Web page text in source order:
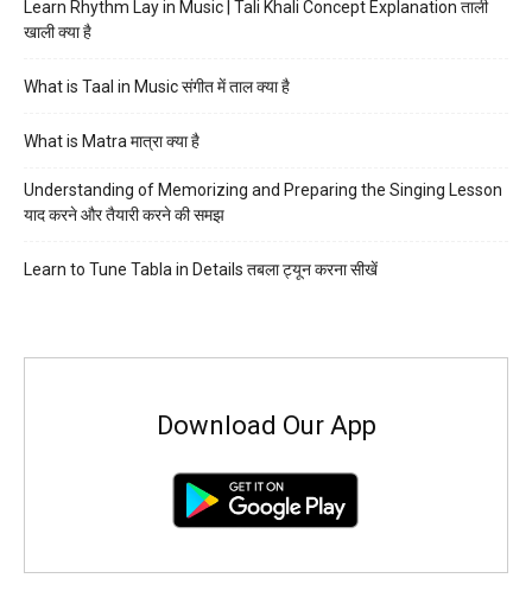
Learn Rhythm Lay in Music | Tali Khali Concept Explanation ताली
खाली क्या है
What is Taal in Music संगीत में ताल क्या है
What is Matra मात्रा क्या है
Understanding of Memorizing and Preparing the Singing Lesson
याद करने और तैयारी करने की समझ
Learn to Tune Tabla in Details तबला ट्यून करना सीखें
Download Our App